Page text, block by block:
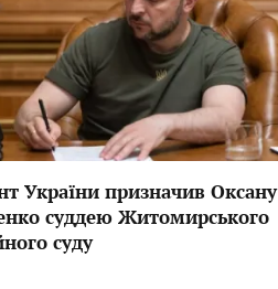
України призначив Оксану
суддею Житомирського
суду